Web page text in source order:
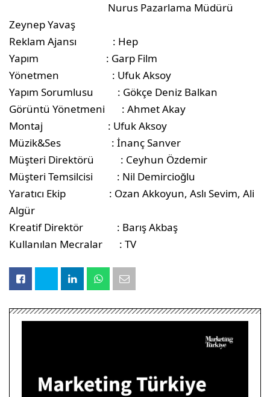
Nurus Pazarlama Müdürü
Zeynep Yavaş
Reklam Ajansı : Hep
Yapım : Garp Film
Yönetmen : Ufuk Aksoy
Yapım Sorumlusu : Gökçe Deniz Balkan
Görüntü Yönetmeni : Ahmet Akay
Montaj : Ufuk Aksoy
Müzik&Ses : İnanç Sanver
Müşteri Direktörü : Ceyhun Özdemir
Müşteri Temsilcisi : Nil Demircioğlu
Yaratıcı Ekip : Ozan Akkoyun, Aslı Sevim, Ali
Algür
Kreatif Direktör : Barış Akbaş
Kullanılan Mecralar : TV